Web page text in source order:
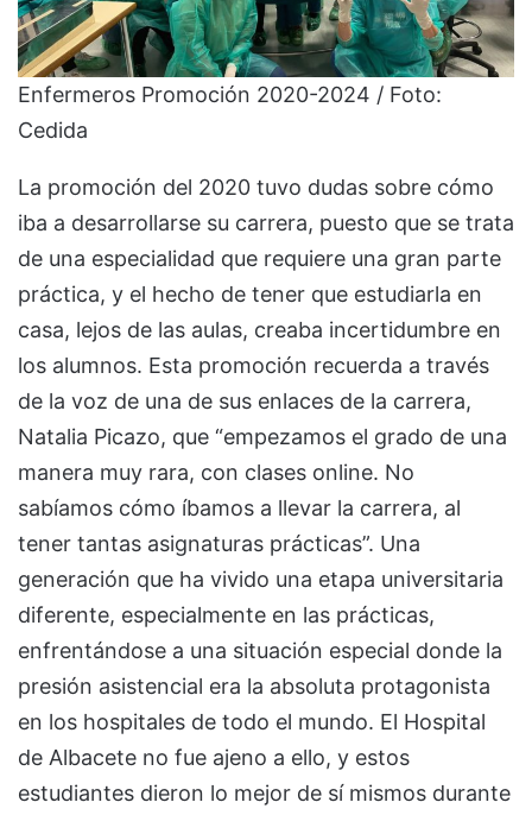
Enfermeros Promoción 2020-2024 / Foto:
Cedida
La promoción del 2020 tuvo dudas sobre cómo
iba a desarrollarse su carrera, puesto que se trata
de una especialidad que requiere una gran parte
práctica, y el hecho de tener que estudiarla en
casa, lejos de las aulas, creaba incertidumbre en
los alumnos. Esta promoción recuerda a través
de la voz de una de sus enlaces de la carrera,
Natalia Picazo, que “empezamos el grado de una
manera muy rara, con clases online. No
sabíamos cómo íbamos a llevar la carrera, al
tener tantas asignaturas prácticas”. Una
generación que ha vivido una etapa universitaria
diferente, especialmente en las prácticas,
enfrentándose a una situación especial donde la
presión asistencial era la absoluta protagonista
en los hospitales de todo el mundo. El Hospital
de Albacete no fue ajeno a ello, y estos
estudiantes dieron lo mejor de sí mismos durante